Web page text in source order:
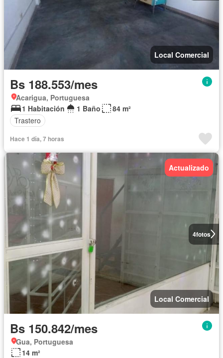
Local Comercial
Bs 188.553/mes
Acarigua, Portuguesa
1 Habitación
1 Baño
84 m²
Trastero
Hace 1 día, 7 horas
4fotos
Actualizado
Local Comercial
Bs 150.842/mes
Gua, Portuguesa
14 m²